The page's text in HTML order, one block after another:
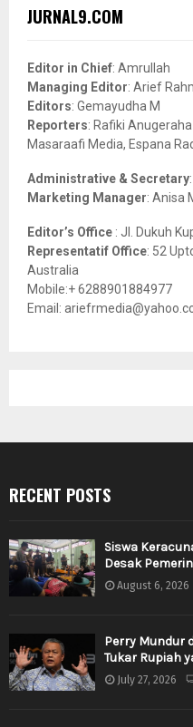
h
o
r
:
JURNAL9.COM
Editor in Chief: Amrullah
Managing Editor: Arief
Editors: Gemayudha M
Reporters: Rafiki
Masaraafi Media, Espana
Administrative & Secretary
Marketing Manager: Anisa
Editor’s Office : Jl. Dukuh
Representatif Office: 52
Australia
Mobile:+ 6288901884977
Email:
RECENT POSTS
Siswa
Desak
August 6, 2026
Perry Mundur
Tukar Rupiah
July 27, 2026